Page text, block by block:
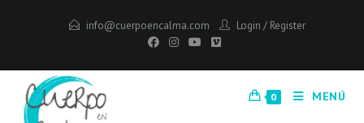
info@cuerpoencalma.com Login / Register
0 MENÚ